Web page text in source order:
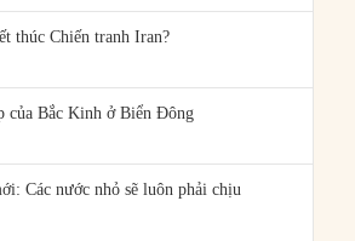
thúc Chiến tranh Iran?
của Bắc Kinh ở Biển Đông
Các nước nhỏ sẽ luôn phải chịu